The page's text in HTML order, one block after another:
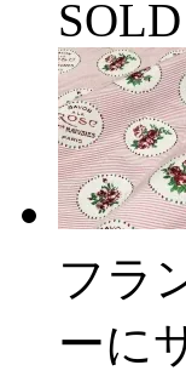
フラ
ーに